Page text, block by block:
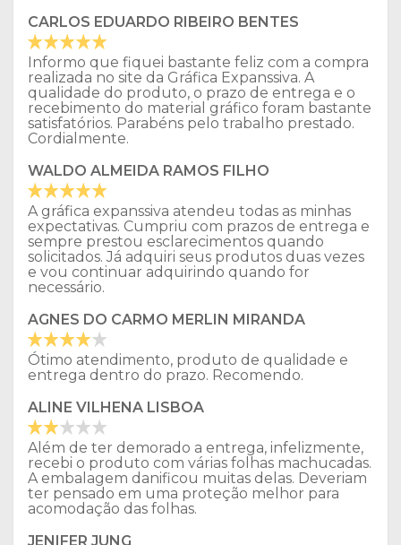
CARLOS EDUARDO RIBEIRO BENTES
Informo que fiquei bastante feliz com a compra
realizada no site da Gráfica Expanssiva. A
qualidade do produto, o prazo de entrega e o
recebimento do material gráfico foram bastante
satisfatórios. Parabéns pelo trabalho prestado.
Cordialmente.
WALDO ALMEIDA RAMOS FILHO
A gráfica expanssiva atendeu todas as minhas
expectativas. Cumpriu com prazos de entrega e
sempre prestou esclarecimentos quando
solicitados. Já adquiri seus produtos duas vezes
e vou continuar adquirindo quando for
necessário.
AGNES DO CARMO MERLIN MIRANDA
Ótimo atendimento, produto de qualidade e
entrega dentro do prazo. Recomendo.
ALINE VILHENA LISBOA
Além de ter demorado a entrega, infelizmente,
recebi o produto com várias folhas machucadas.
A embalagem danificou muitas delas. Deveriam
ter pensado em uma proteção melhor para
acomodação das folhas.
JENIFER JUNG